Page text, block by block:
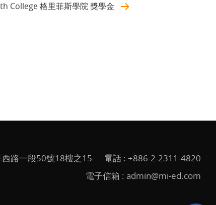
College 格里菲斯學院 獎學金
路一段50號18樓之15 電話 : +886-2-2311-4820
電子信箱 : admin@mi-ed.com